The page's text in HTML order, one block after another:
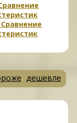
Сравнение
дешевле